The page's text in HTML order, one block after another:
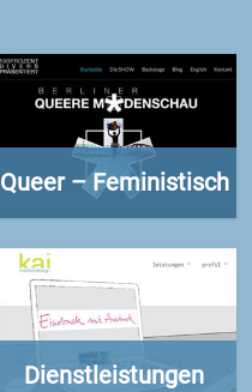
Queer – Feministisch
Dienstleistungen